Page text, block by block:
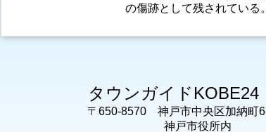
の傷跡と
タウンガイドKOBE24
〒650-8570 神戸市中央区加納町
神戸市役所内